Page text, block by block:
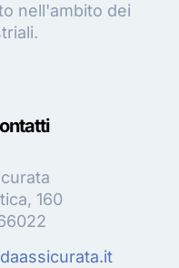
nell'ambito dei
160